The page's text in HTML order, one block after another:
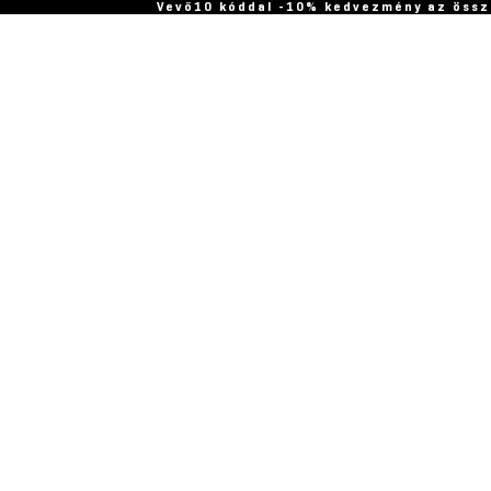
Vevő10 kóddal -10% kedvezmény az